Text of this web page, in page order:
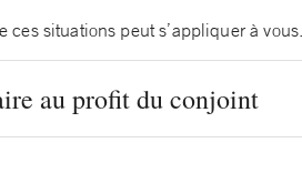
ces situations peut s’appliquer à vous.
au profit du conjoint